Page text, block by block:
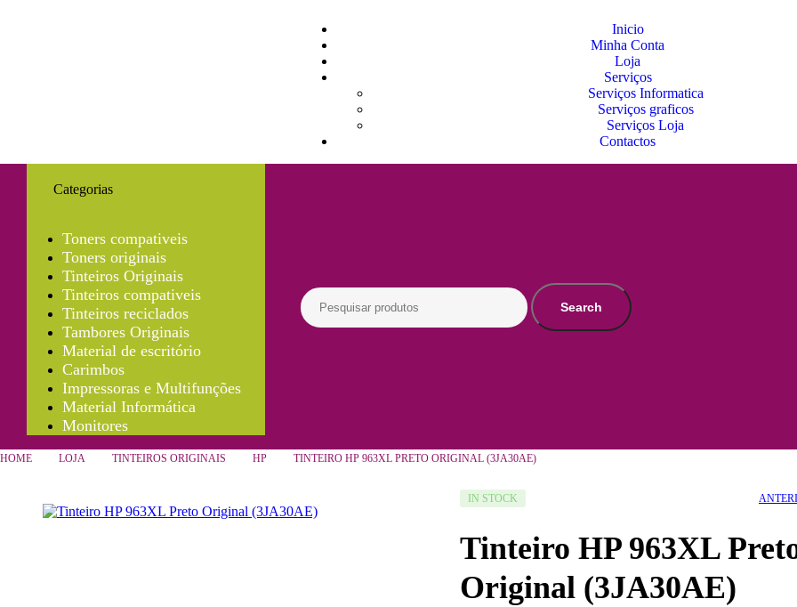
Inicio
Minha Conta
Loja
Serviços
Serviços Informatica
Serviços graficos
Serviços Loja
Contactos
Categorias
Toners compativeis
Toners originais
Tinteiros Originais
Tinteiros compativeis
Tinteiros reciclados
Tambores Originais
Material de escritório
Carimbos
Impressoras e Multifunções
Material Informática
Monitores
Search
HOME LOJA TINTEIROS ORIGINAIS HP TINTEIRO HP 963XL PRETO ORIGINAL (3JA30AE)
IN STOCK
Tinteiro HP 963XL
Original (3JA30AE)